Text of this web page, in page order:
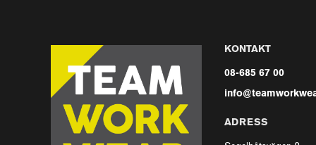
KONTAKT
08-685 67 00
ADRESS